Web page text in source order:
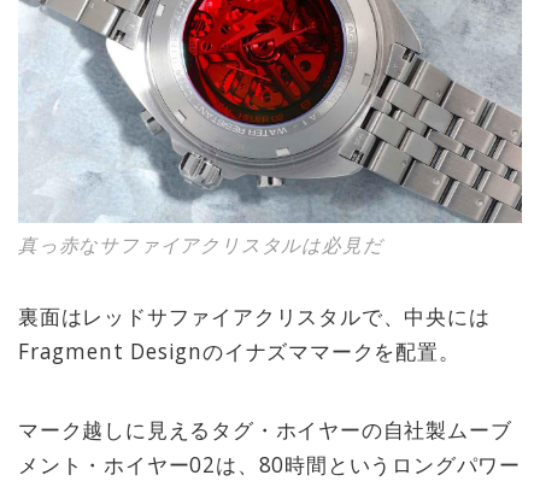
真っ赤なサファイアクリスタルは必見だ
裏面はレッドサファイアクリスタルで、中央には
Fragment Designのイナズママークを配置。
マーク越しに見えるタグ・ホイヤーの自社製ムーブ
メント・ホイヤー02は、80時間というロングパワー